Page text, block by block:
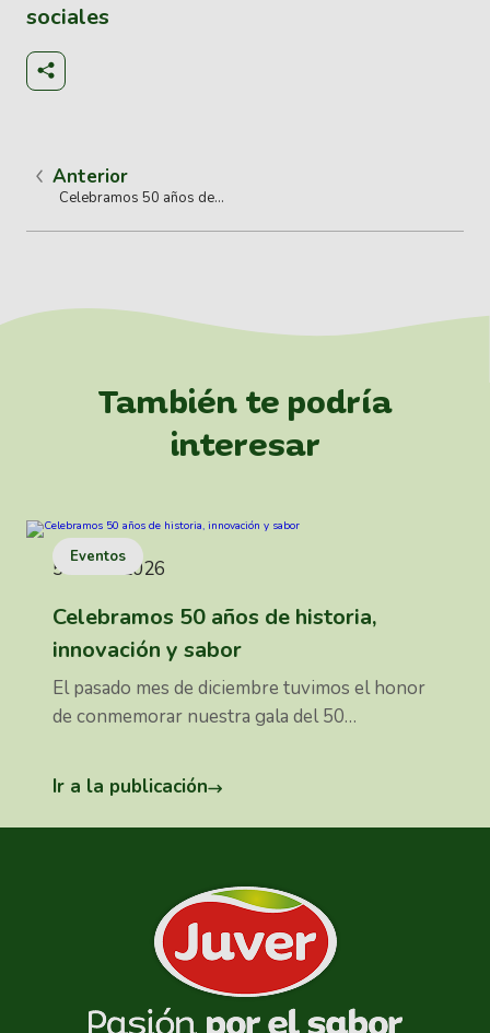
sociales
Anterior
Celebramos 50 años de
También te podría
interesar
Eventos
5 enero 2026
Celebramos 50 años de historia,
innovación y sabor
El pasado mes de diciembre tuvimos el honor
de conmemorar nuestra gala del 50
agradecer a todo nuestro equipo, a
colaboradores y a los clientes que nos
acompañan en este viaje.
Ir a la publicación